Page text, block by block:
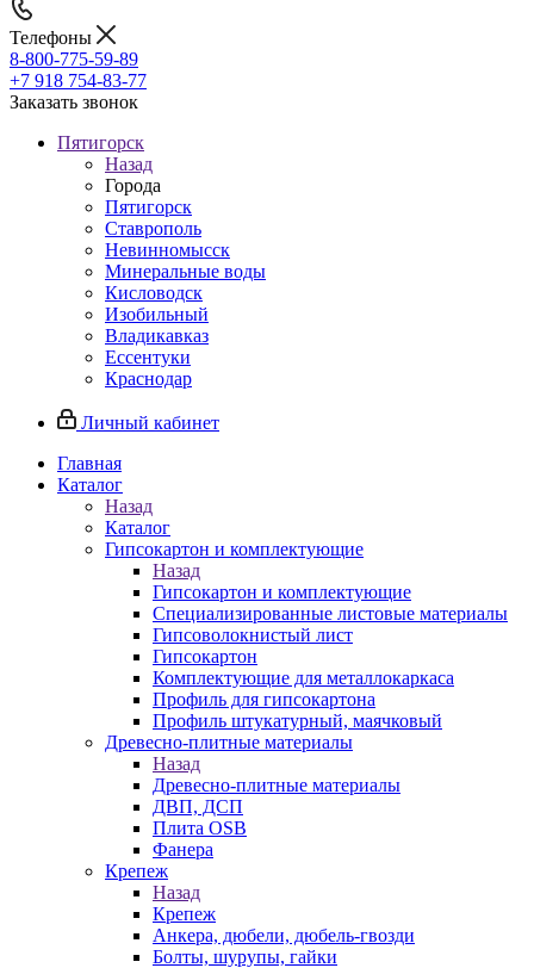
Телефоны
8-800-775-59-89
+7 918 754-83-77
Заказать звонок
Пятигорск
Назад
Города
Пятигорск
Ставрополь
Невинномысск
Минеральные воды
Кисловодск
Изобильный
Владикавказ
Ессентуки
Краснодар
Личный кабинет
Главная
Каталог
Назад
Каталог
Гипсокартон и комплектующие
Назад
Гипсокартон и комплектующие
Специализированные листовые материалы
Гипсоволокнистый лист
Гипсокартон
Комплектующие для металлокаркаса
Профиль для гипсокартона
Профиль штукатурный, маячковый
Древесно-плитные материалы
Назад
Древесно-плитные материалы
ДВП, ДСП
Плита OSB
Фанера
Крепеж
Назад
Крепеж
Анкера, дюбели, дюбель-гвозди
Болты, шурупы, гайки